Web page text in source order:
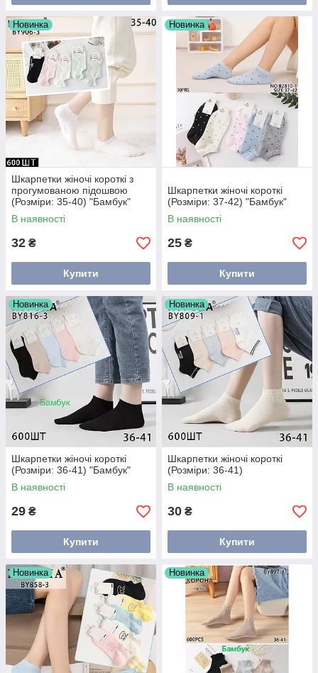
Новинка
Шкарпетки жіночі короткі з
прогумованою підошвою
(Розміри: 35-40) "Бамбук"
В наявності
32 ₴
Купити
Новинка
Шкарпетки жіночі короткі
(Розміри: 37-42) "Бамбук"
В наявності
25 ₴
Купити
Новинка
Шкарпетки жіночі короткі
(Розміри: 36-41) "Бамбук"
В наявності
29 ₴
Купити
Новинка
Шкарпетки жіночі короткі
(Розміри: 36-41)
В наявності
30 ₴
Купити
Новинка Новинка